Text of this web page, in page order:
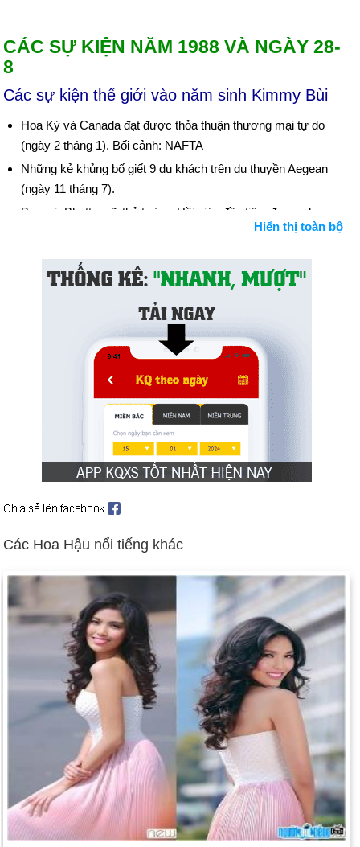
CÁC SỰ KIỆN NĂM 1988 VÀ NGÀY 28-
8
Các sự kiện thế giới vào năm sinh Kimmy Bùi
Hoa Kỳ và Canada đạt được thỏa thuận thương mại tự do
(ngày 2 tháng 1). Bối cảnh: NAFTA
Những kẻ khủng bố giết 9 du khách trên du thuyền Aegean
(ngày 11 tháng 7).
Benazir Bhutto, nữ thủ tướng Hồi giáo đầu tiên, được chọn
Scotland, giết chết tất cả 259 người trên tàu và 11 người trên
Ngày sinh Kimmy Bùi (28-8) trong lịch sử
Ngày 28-8 năm 1609:
Nhà thám hiểm người Anh Henry
Hudson đã tìm ra Vịnh Delaware, Hoa kỳ.
Ngày 28-8 năm 1850:Vở opera của Richard Wagner,
Lohengrin, công chiếu lần đầu tiên tại Weimar, Đức.
Ngày 28-8 năm 1922:Đoạn quảng cáo đầu tiên được phát
sóng trên đài phát thanh trên đài WEAF ở thành phố New York.
Quảng cáo 10 phút cho Công ty Queensboro Realty có giá 100
từ Chicago, đã bị bắt cóc bởi những người đàn ông da trắng
Mississippi. Vụ án được mở lại vào năm 2005.
Ngày 28-8 năm 1963:
Tiến sĩ Martin Luther King, Jr đã có bài
phát biểu nổi tiếng "Tôi có một giấc mơ" tại Đài tưởng niệm
Lincoln cho những người biểu tình dân quyền.
Ngày 28-8 năm 1968:Những người biểu tình chống chiến
tranh Việt Nam và cảnh sát đã đụng độ trên đường phố
Chicago trong khi Hội nghị Quốc gia đảng Dân chủ đề cử
Hubert H. Humphrey làm tổng thống.
Ngày 28-8 năm 1981:
Trung tâm Kiểm soát Dịch bệnh thông
báo một đội đặc nhiệm y tế đã được thành lập để xem xét tỷ lệ
mắc bệnh sarcoma Kaposi và bệnh viêm màng phổi ở nam
giới đồng tính luyến ái. AIDS sau đó đã được tìm ra là nguyên
nhân.
Hiển thị toàn bộ
Các Hoa Hậu nổi tiếng khác